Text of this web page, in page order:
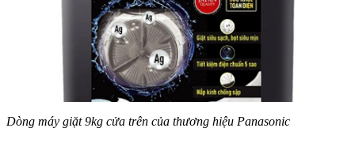
Dòng máy giặt 9kg cửa trên của thương hiệu Panasonic